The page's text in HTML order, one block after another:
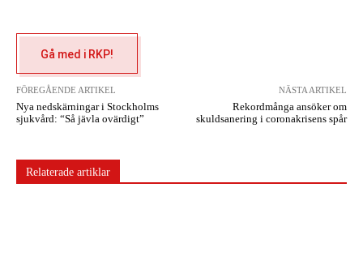
Gå med i RKP!
FÖREGÅENDE ARTIKEL
Nya nedskärningar i Stockholms
sjukvård: “Så jävla ovärdigt”
NÄSTA ARTIKEL
Rekordmånga ansöker om
skuldsanering i coronakrisens spår
Relaterade artiklar